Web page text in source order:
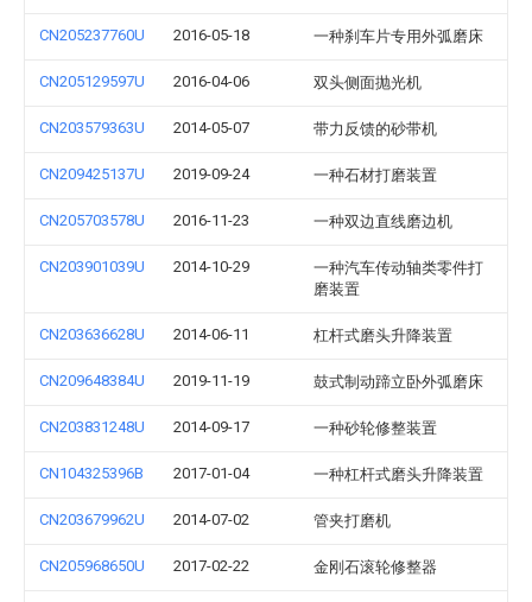
CN205237760U 2016-05-18 一种刹车片专用外弧磨床
CN205129597U 2016-04-06 双头侧面抛光机
CN203579363U 2014-05-07 带力反馈的砂带机
CN209425137U 2019-09-24 一种石材打磨装置
CN205703578U 2016-11-23 一种双边直线磨边机
CN203901039U 2014-10-29
一种汽车传动轴类零件打
磨装置
CN203636628U 2014-06-11 杠杆式磨头升降装置
CN209648384U 2019-11-19 鼓式制动蹄立卧外弧磨床
CN203831248U 2014-09-17 一种砂轮修整装置
CN104325396B 2017-01-04 一种杠杆式磨头升降装置
CN203679962U 2014-07-02 管夹打磨机
CN205968650U 2017-02-22 金刚石滚轮修整器